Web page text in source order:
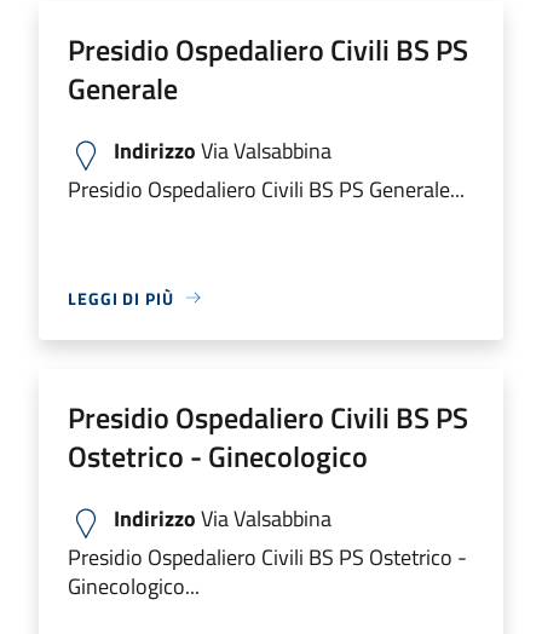
Presidio Ospedaliero Civili BS PS
Generale
IndirizzoVia Valsabbina
Presidio Ospedaliero Civili BS PS Generale...
LEGGI DI PIÙ
Presidio Ospedaliero Civili BS PS
Ostetrico - Ginecologico
IndirizzoVia Valsabbina
Presidio Ospedaliero Civili BS PS Ostetrico -
Ginecologico...